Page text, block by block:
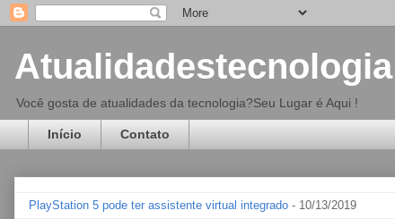
Atualidadestecnologia
Você gosta de atualidades da tecnologia?Seu Lugar é Aqui !
Início Contato
PlayStation 5 pode ter assistente virtual integrado - 10/13/2019